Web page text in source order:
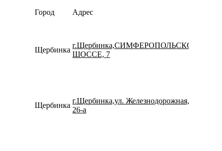
Город Адрес
Щербинка
г.Щербинка,СИМФЕРОПОЛЬСКОЕ
ШОССЕ, 7
Щербинка
г.Щербинка,ул. Железнодорожная,
26-а